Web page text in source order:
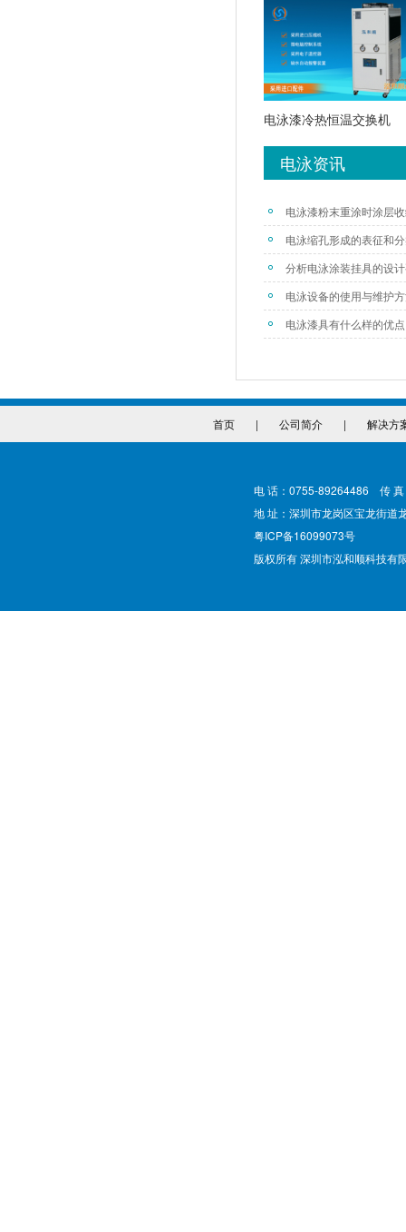
电泳漆冷热恒温交换机
电泳资讯
电泳漆粉末重涂时涂层
电泳缩孔形成的表征和
分析电泳涂装挂具的设
电泳设备的使用与维护
电泳漆具有什么样的优
首页 | 公司简介 | 解决方
电 话：0755-89264486 传
地 址：深圳市龙岗区宝龙街道
粤ICP备16099073号
版权所有 深圳市泓和顺科技有